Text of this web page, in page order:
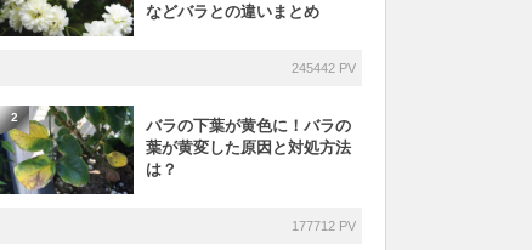
などバラとの違いまとめ
245442 PV
2
バラの下葉が黄色に！バラの
葉が黄変した原因と対処方法
は？
177712 PV